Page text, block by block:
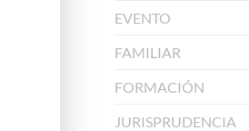
EVENTO
FAMILIAR
FORMACIÓN
JURISPRUDENCIA